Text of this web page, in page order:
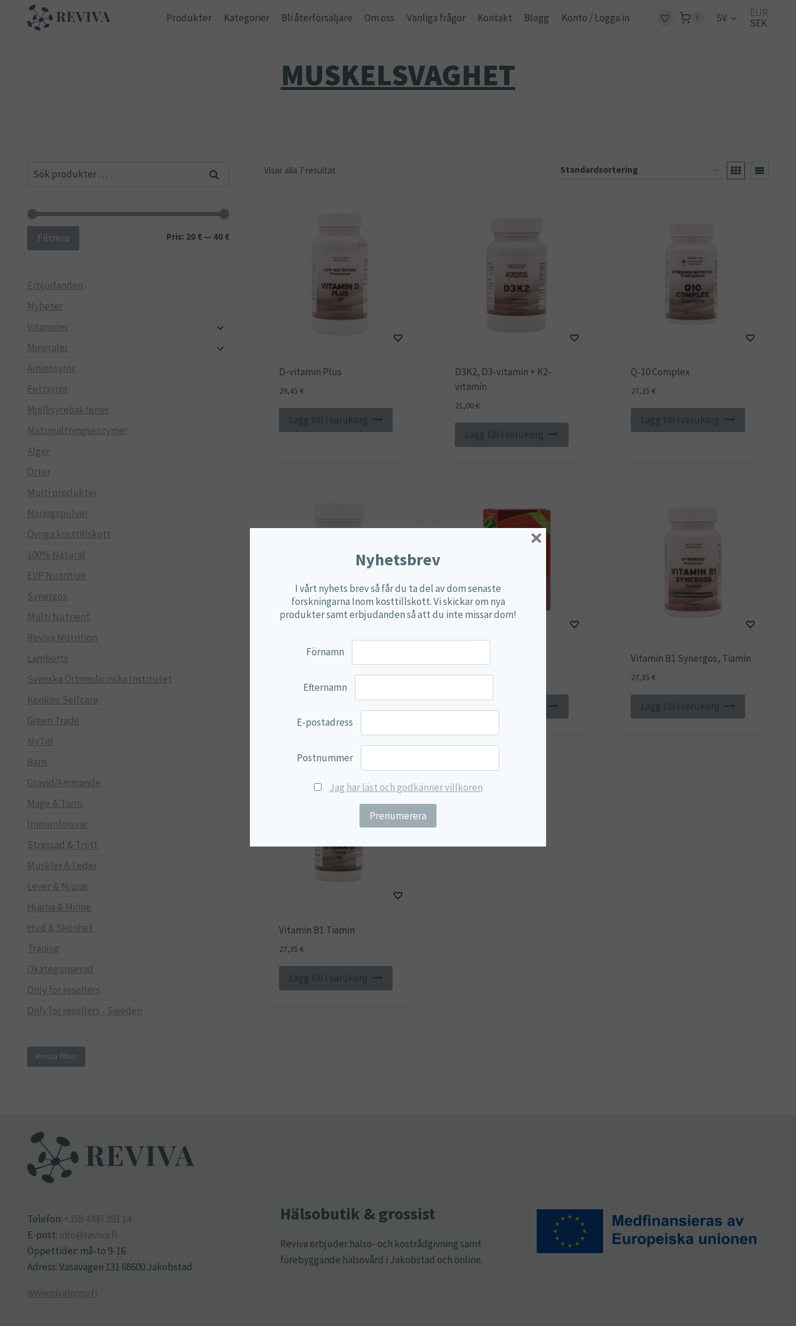
Produkter Kategorier Bli återförsäljare Om oss Vanliga frågor Kontakt Blogg Konto / Logga in 0 SV
EUR
SEK
MUSKELSVAGHET
Visar alla 7 resultat
D-vitamin Plus
29,45 €
Lägg till i varukorg
D3K2, D3-vitamin + K2-
vitamin
21,00€
Lägg till i varukorg
Q-10 Complex
27,35€
Lägg till i varukorg
Q10 Coenzym, enkelmedel
36,75€
Vitamin B1 Synergos, Tiamin
27,35€
Lägg till i varukorg
Vitamin B1 Tiamin
27,35 €
Lägg till i varukorg
Sök
Sök
Min
Max
Filtrera Pris: 20 €— 40 €
Erbjudanden
Nyheter
Vitaminer
Mineraler
Aminosyror
Fettsyror
Mjölksyrebakterier
Matsmältningsenzymer
Alger
Örter
Multi produkter
Näringspulver
Övriga kosttillskott
100% Natural
EVP Nutrition
Synergos
Multi Nutrient
Reviva Nutrition
Lamberts
Svenska Örtmedicinska Institutet
Kenkou Selfcare
Green Trade
NyTid
Barn
Gravid/Ammande
Mage & Tarm
Immunförsvar
Stressad & Trött
Muskler & Leder
Lever & Njurar
Hjärna & Minne
Hud & Skönhet
Träning
Okategoriserad
Only for resellers
Only for resellers - Sweden
Rensa filter
Telefon: +358 4497 391 14
E-post: info@reviva.fi
Öppettider: må-to 9-16
Adress: Vasavägen 131 68600 Jakobstad
www.oivahymy.fi
Hälsobutik & grossist
Reviva erbjuder hälso- och kostrådgivning samt
förebyggande hälsovård i Jakobstad och online.
Nyhetsbrev
I vårt nyhets brev så får du ta del av dom senaste
forskningarna Inom kosttillskott. Vi skickar om nya
produkter samt erbjudanden så att du inte missar dom!
Förnamn
Efternamn
E-postadress
Postnummer
Jag har läst och godkänner villkoren
×